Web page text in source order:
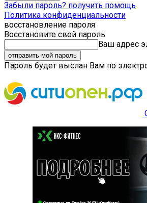
Забыли пароль? получить помощь
Политика конфиденциальности
восстановление пароля
Восстановите свой пароль
Ваш адрес
Пароль будет выслан Вам по